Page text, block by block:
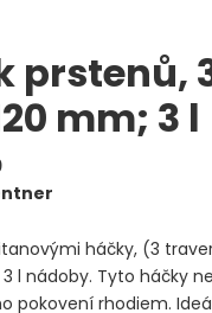
prstenů,
mm; 3 l
háčky, (3
l nádoby. Tyto háčky
pokovení rhodiem.